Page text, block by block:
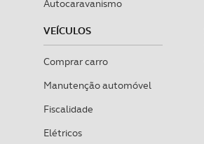
Autocaravanismo
VEÍCULOS
Comprar carro
Manutenção automóvel
Fiscalidade
Elétricos